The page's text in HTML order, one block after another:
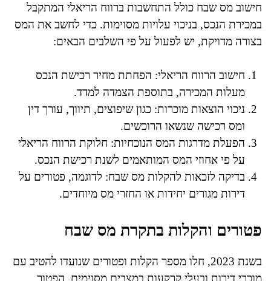
חישוב מס שבח כולל התחשבות ברווח הריאלי המתקבל
במכירת הנכס, בניכוי עלויות מסוימות. כדי לחשב את המס
בצורה מדויקת, יש לפעול על פי השלבים הבאים:
חישוב הרווח הריאלי: הפחתת מחיר רכישת הנכס
מעלות המכירה, בתוספת הצמדה למדד.
ניכוי הוצאות מוכרות: כגון שיפוצים, תיווך, עורך דין
ומס רכישה שנשאו הרוכשים.
הפעלת מדרגות המס הנוכחיות: חלוקת הרווח הריאלי
על פי אחוזי המס המותאמים לשנת רכישת הנכס.
בדיקה לזכאות להקלות מס שבח: לדוגמה, פטורים על
דירות מגורים יחידות או החזרי מס מיוחדים.
פטורים והקלות בתקרת מס שבח
בשנת 2023, חלו מספר הקלות ופטורים שנועדו להטיב עם
מוכרי דירות ובעלי קרקעות במצבים מסוימים. הפטור